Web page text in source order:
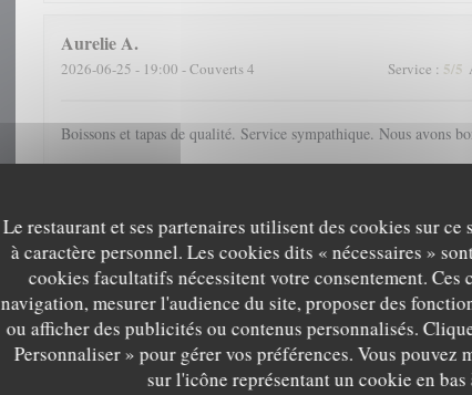
Le restaurant et ses partenaires utilisent des cookies sur
à caractère personnel. Les cookies dits « nécessaires »
cookies facultatifs nécessitent votre consentement.
navigation, mesurer l'audience du site, proposer des
ou afficher des publicités ou contenus personnalisés.
Personnaliser » pour gérer vos préférences. Vous
sur l'icône représentant un cookie en bas
AurelieA
2026-06-25 - 19:00 - Couverts 4 Service : 5/5
Boissons et tapas de qualité. Service sympathique. Nous avons
2026-06-24- 20:00 - Couverts 2 Service: 5/5
Service adorable malgré la chaleur!
B
A CANTINA